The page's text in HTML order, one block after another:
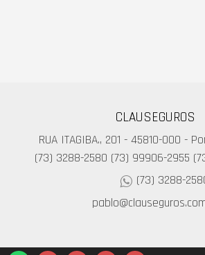
CLAUSEGUROS
RUA ITAGIBA., 201 - 45810-000 -
(73) 3288-2580 (73) 99906-2955
(73) 3288-